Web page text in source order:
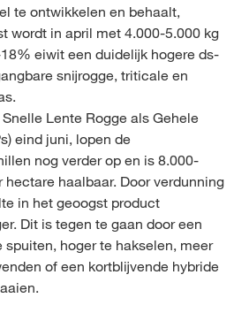
te ontwikkelen en behaalt,
wordt in april met 4.000-5.000 kg
eiwit een duidelijk hogere ds-
snijrogge, triticale en
Lente Rogge als Gehele
eind juni, lopen de
nog verder op en is 8.000-
hectare haalbaar. Door verdunning
in het geoogst product
Dit is tegen te gaan door een
spuiten, hoger te hakselen, meer
of een kortblijvende hybride